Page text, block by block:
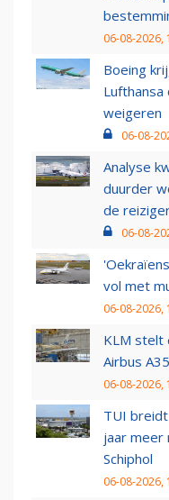
06-08-2026,
Boeing
weigeren
06-08-
Analyse
duurder
de
06-08-
vol met
06-08-2026,
KLM stelt
Airbus
06-08-2026,
TUI breidt
jaar meer
Schiphol
06-08-2026,